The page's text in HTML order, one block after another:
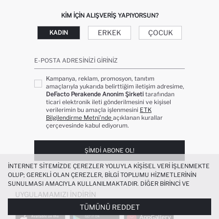
KIM IÇIN ALIŞVERIŞ YAPIYORSUN?
KADIN ERKEK ÇOCUK
E-POSTA ADRESINIZI GIRINIZ
Kampanya, reklam, promosyon, tanıtım
amaçlarıyla yukarıda belirttiğim iletişim adresime,
DeFacto Perakende Anonim Şirketi tarafından
ticari elektronik ileti gönderilmesini ve kişisel
verilerimin bu amaçla işlenmesini ETK
Bilgilendirme Metni’nde açıklanan kurallar
çerçevesinde kabul ediyorum.
ŞIMDI ABONE OL!
UYGULAMAMIZI İNDIRIN
İNTERNET SITEMIZDE ÇEREZLER YOLUYLA KIŞISEL VERI IŞLENMEKTE
OLUP; GEREKLI OLAN ÇEREZLER, BILGI TOPLUMU HIZMETLERININ
SUNULMASI AMACIYLA KULLANILMAKTADIR. DIĞER BIRINCI VE
ÜÇÜNCÜ TARAF ÇEREZLER ISE SIZE DAHA IYI BIR ALIŞVERIŞ
DENEYIMI SUNULABILMESI, SITEMIZIN DAHA IŞLEVSEL KILINMASI VE
KIŞISELLEŞTIRMESI VE AÇIK RIZA VERMENIZ HALINDE, SIZLERE
TÜMÜNÜ REDDET